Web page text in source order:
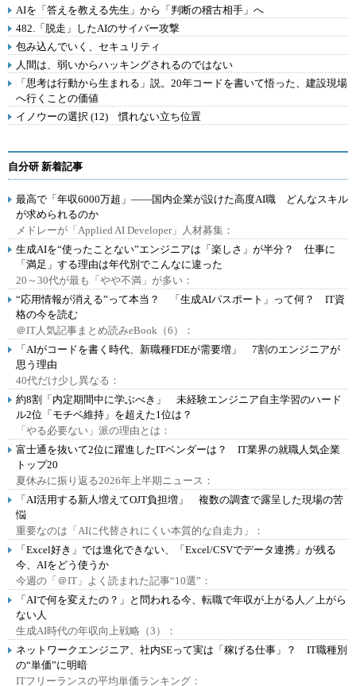
AIを「答えを教える先生」から「判断の稽古相手」へ
482.「脱走」したAIのサイバー攻撃
包み込んでいく、セキュリティ
人間は、弱いからハッキングされるのではない
「思考は行動から生まれる」説。20年コードを書いて悟った、建設現場
へ行くことの価値
イノウーの選択 (12) 慣れない立ち位置
自分研 新着記事
最高で「年収6000万超」――国内企業が設けた高度AI職 どんなスキル
が求められるのか
メドレーが「Applied AI Developer」人材募集：
生成AIを“使ったことない”エンジニアは「楽しさ」が半分？ 仕事に
「満足」する理由は年代別でこんなに違った
20～30代が最も「やや不満」が多い：
“応用情報が消える”って本当？ 「生成AIパスポート」って何？ IT資
格の今を読む
＠IT人気記事まとめ読みeBook（6）：
「AIがコードを書く時代、新職種FDEが需要増」 7割のエンジニアが
思う理由
40代だけ少し異なる：
約8割「内定期間中に学ぶべき」 未経験エンジニア自主学習のハード
ル2位「モチベ維持」を超えた1位は？
「やる必要ない」派の理由とは：
富士通を抜いて2位に躍進したITベンダーは？ IT業界の就職人気企業
トップ20
夏休みに振り返る2026年上半期ニュース：
「AI活用する新人増えてOJT負担増」 複数の調査で露呈した現場の苦
悩
重要なのは「AIに代替されにくい本質的な自走力」：
「Excel好き」では進化できない、「Excel/CSVでデータ連携」が残る
今、AIをどう使うか
今週の「＠IT」よく読まれた記事“10選”：
「AIで何を変えたの？」と問われる今、転職で年収が上がる人／上がら
ない人
生成AI時代の年収向上戦略（3）：
ネットワークエンジニア、社内SEって実は「稼げる仕事」？ IT職種別
の“単価”に明暗
ITフリーランスの平均単価ランキング：